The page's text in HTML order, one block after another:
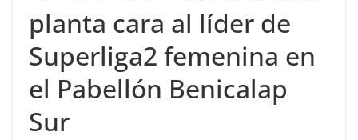
planta cara al líder de
Superliga2 femenina en
el Pabellón Benicalap
Sur